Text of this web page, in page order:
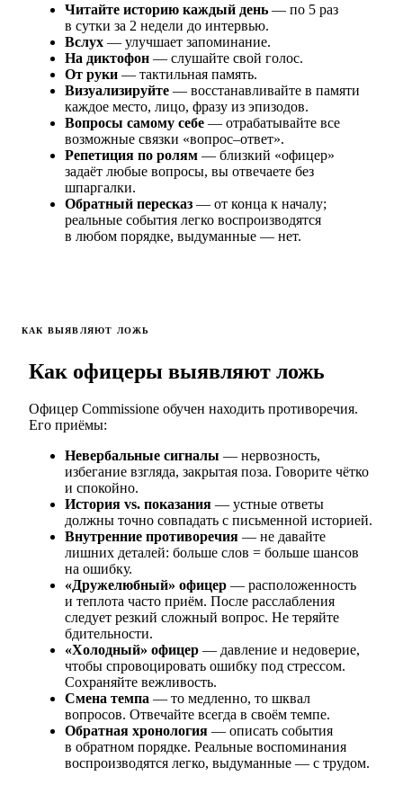
Читайте историю каждый день — по 5 раз
в сутки за 2 недели до интервью.
Вслух — улучшает запоминание.
На диктофон — слушайте свой голос.
От руки — тактильная память.
Визуализируйте — восстанавливайте в памяти
каждое место, лицо, фразу из эпизодов.
Вопросы самому себе — отрабатывайте все
возможные связки «вопрос–ответ».
Репетиция по ролям — близкий «офицер»
задаёт любые вопросы, вы отвечаете без
шпаргалки.
Обратный пересказ — от конца к началу;
реальные события легко воспроизводятся
в любом порядке, выдуманные — нет.
КАК ВЫЯВЛЯЮТ ЛОЖЬ
Как офицеры выявляют ложь
Офицер Commissione обучен находить противоречия.
Его приёмы:
Невербальные сигналы — нервозность,
избегание взгляда, закрытая поза. Говорите чётко
и спокойно.
История vs. показания — устные ответы
должны точно совпадать с письменной историей.
Внутренние противоречия — не давайте
лишних деталей: больше слов = больше шансов
на ошибку.
«Дружелюбный» офицер — расположенность
и теплота часто приём. После расслабления
следует резкий сложный вопрос. Не теряйте
бдительности.
«Холодный» офицер — давление и недоверие,
чтобы спровоцировать ошибку под стрессом.
Сохраняйте вежливость.
Смена темпа — то медленно, то шквал
вопросов. Отвечайте всегда в своём темпе.
Обратная хронология — описать события
в обратном порядке. Реальные воспоминания
воспроизводятся легко, выдуманные — с трудом.